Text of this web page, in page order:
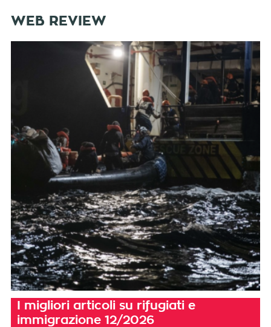
WEB REVIEW
I migliori articoli su rifugiati e
immigrazione 12/2026